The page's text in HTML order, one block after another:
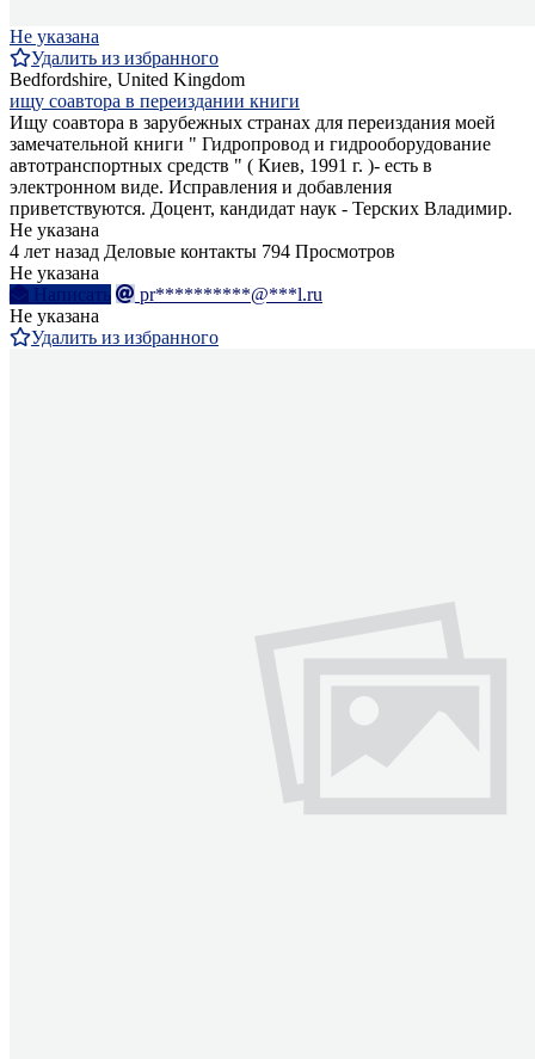
Не указана
Удалить из избранного
Bedfordshire, United Kingdom
ищу соавтора в переиздании книги
Ищу соавтора в зарубежных странах для переиздания моей
замечательной книги " Гидропровод и гидрооборудование
автотранспортных средств " ( Киев, 1991 г. )- есть в
электронном виде. Исправления и добавления
приветствуются. Доцент, кандидат наук - Терских Владимир.
Не указана
4 лет назад Деловые контакты 794 Просмотров
Не указана
Написать
pr**********@***l.ru
Не указана
Удалить из избранного